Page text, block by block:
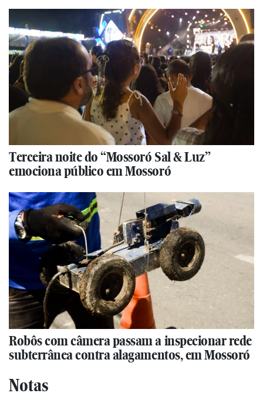
Terceira noite do “Mossoró Sal & Luz”
emociona público em Mossoró
Robôs com câmera passam a inspecionar rede
subterrânea contra alagamentos, em Mossoró
Notas